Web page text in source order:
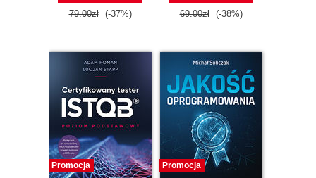
79.00zł (-37%) 69.00zł (-38%)
Promocja Promocja